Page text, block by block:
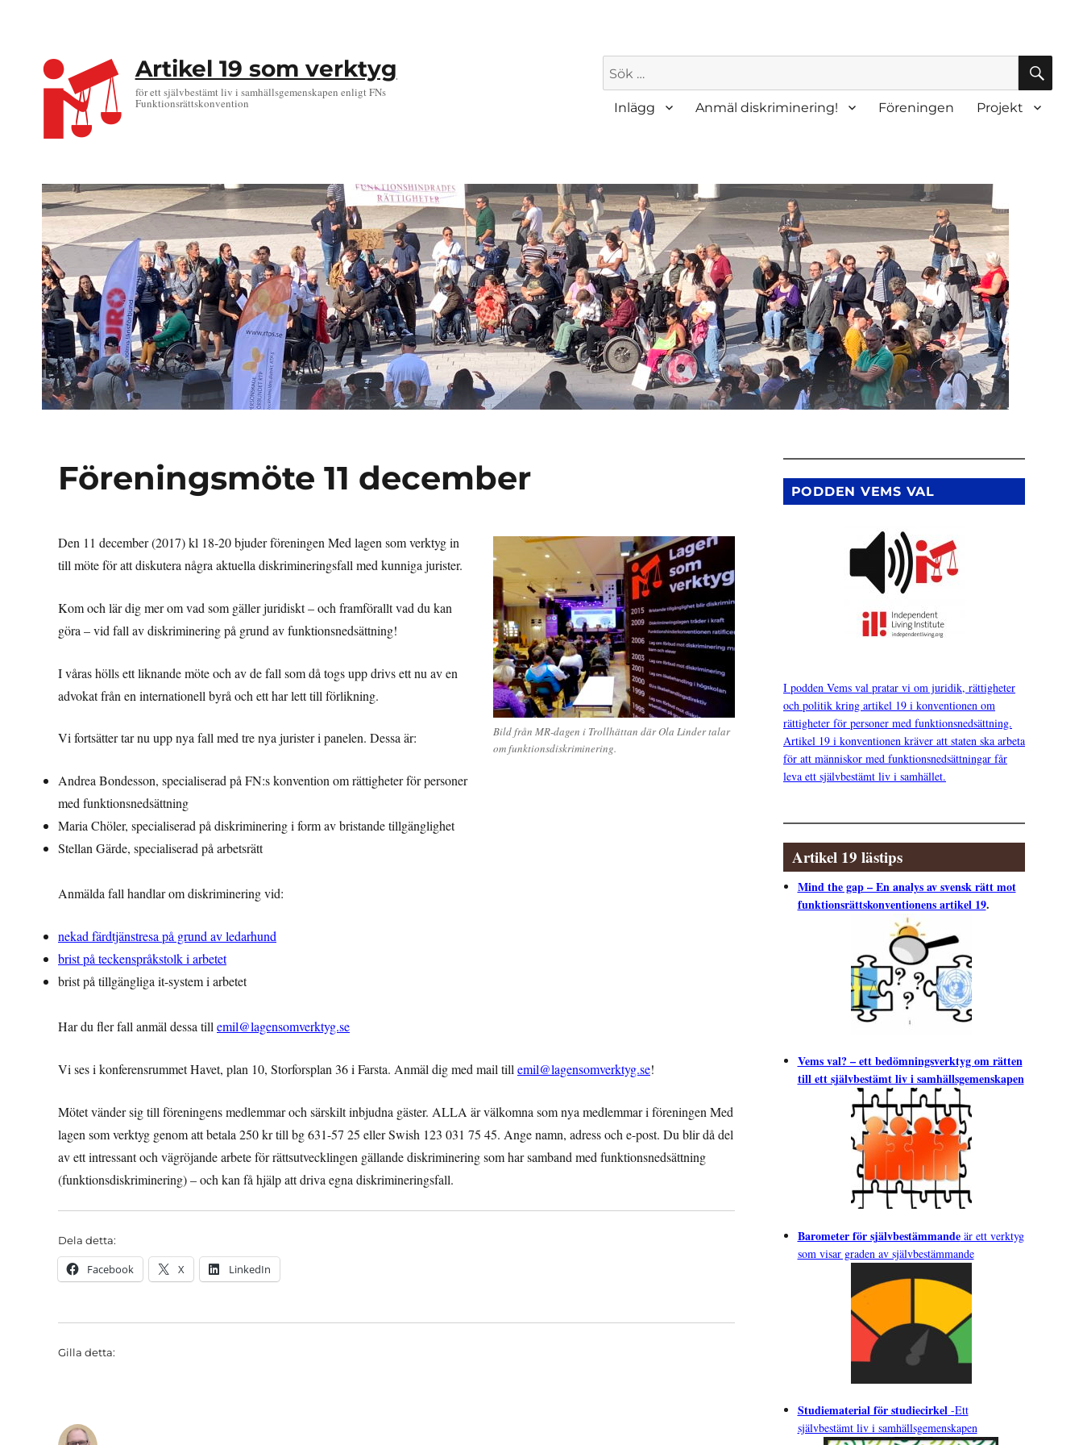
Artikel 19 som verktyg
för ett självbestämt liv i samhällsgemenskapen enligt FNs
Funktionsrättskonvention
Sök
efter:
SÖK
Inlägg Anmäl diskriminering! Föreningen Projekt
Föreningsmöte 11 december
Bild från MR-dagen i Trollhättan där Ola Linder talar
om funktionsdiskriminering.
Den 11 december (2017) kl 18-20 bjuder föreningen Med lagen som verktyg in
till möte för att diskutera några aktuella diskrimineringsfall med kunniga jurister.
Kom och lär dig mer om vad som gäller juridiskt – och framförallt vad du kan
göra – vid fall av diskriminering på grund av funktionsnedsättning!
I våras hölls ett liknande möte och av de fall som då togs upp drivs ett nu av en
advokat från en internationell byrå och ett har lett till förlikning.
Vi fortsätter tar nu upp nya fall med tre nya jurister i panelen. Dessa är:
Andrea Bondesson, specialiserad på FN:s konvention om rättigheter för personer
med funktionsnedsättning
Maria Chöler, specialiserad på diskriminering i form av bristande tillgänglighet
Stellan Gärde, specialiserad på arbetsrätt
Anmälda fall handlar om diskriminering vid:
nekad färdtjänstresa på grund av ledarhund
brist på teckenspråkstolk i arbetet
brist på tillgängliga it-system i arbetet
Har du fler fall anmäl dessa till emil@lagensomverktyg.se
Vi ses i konferensrummet Havet, plan 10, Storforsplan 36 i Farsta. Anmäl dig med mail till emil@lagensomverktyg.se!
Mötet vänder sig till föreningens medlemmar och särskilt inbjudna gäster. ALLA är välkomna som nya medlemmar i föreningen Med
lagen som verktyg genom att betala 250 kr till bg 631-57 25 eller Swish 123 031 75 45. Ange namn, adress och e-post. Du blir då del
av ett intressant och vägröjande arbete för rättsutvecklingen gällande diskriminering som har samband med funktionsnedsättning
(funktionsdiskriminering) – och kan få hjälp att driva egna diskrimineringsfall.
Dela detta:
Facebook X LinkedIn
Gilla detta:
PODDEN VEMS VAL
I podden Vems val pratar vi om juridik, rättigheter
och politik kring artikel 19 i konventionen om
rättigheter för personer med funktionsnedsättning.
Artikel 19 i konventionen kräver att staten ska arbeta
för att människor med funktionsnedsättningar får
leva ett självbestämt liv i samhället.
Artikel 19 lästips
Mind the gap – En analys av svensk rätt mot
funktionsrättskonventionens artikel 19.
Vems val? – ett bedömningsverktyg om rätten
till ett självbestämt liv i samhällsgemenskapen
Barometer för självbestämmandeär ett verktyg
som visar graden av självbestämmande
Studiematerial för studiecirkel-Ett
självbestämt liv i samhällsgemenskapen